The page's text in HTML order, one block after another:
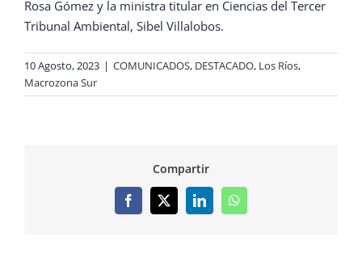
Rosa Gómez y la ministra titular en Ciencias del Tercer
Tribunal Ambiental, Sibel Villalobos.
10 Agosto, 2023 | COMUNICADOS, DESTACADO, Los Ríos,
Macrozona Sur
Compartir
Facebook
X LinkedInWhatsApp